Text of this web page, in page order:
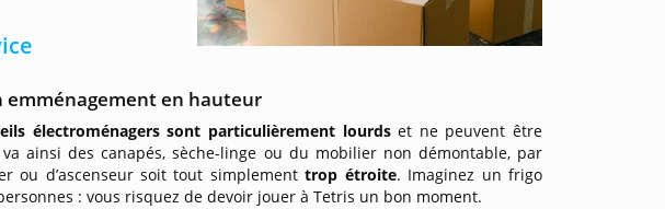
en hauteur
électroménagers sont particulièrement lourdset ne peuvent être
ainsi des canapés, sèche-linge ou du mobilier non démontable, par
ou d’ascenseur soit tout simplementtrop étroite. Imaginez un frigo
: vous risquez de devoir jouer à Tetris un bon moment.